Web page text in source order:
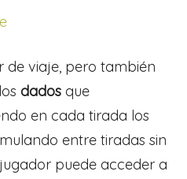
viaje, pero también
dados que
en cada tirada los
entre tiradas sin
puede acceder a